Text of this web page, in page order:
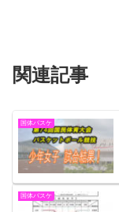
関連記事
国体バスケ
国体バスケ